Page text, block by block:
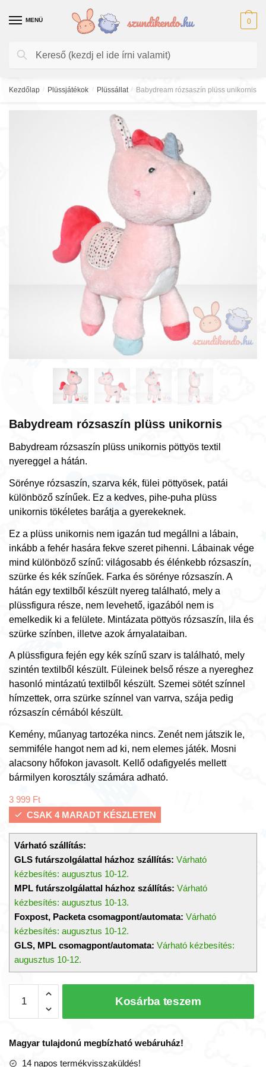
MENÜ
Keresés
Keresés
0
Kezdőlap / Plüssjátékok / Plüssállat / Babydream rózsaszín plüss unikornis
Babydream rózsaszín plüss unikornis
Babydream rózsaszín plüss unikornis pöttyös textil
nyereggel a hátán.
Sörénye rózsaszín, szarva kék, fülei pöttyösek, patái
különböző színűek. Ez a kedves, pihe-puha plüss
unikornis tökéletes barátja a gyerekeknek.
Ez a plüss unikornis nem igazán tud megállni a lábain,
inkább a fehér hasára fekve szeret pihenni. Lábainak vége
mind különböző színű: világosabb és élénkebb rózsaszín,
szürke és kék színűek. Farka és sörénye rózsaszín. A
hátán egy textilből készült nyereg található, mely a
plüssfigura része, nem levehető, igazából nem is
emelkedik ki a felülete. Mintázata pöttyös rózsaszín, lila és
szürke színben, illetve azok árnyalataiban.
A plüssfigura fején egy kék színű szarv is található, mely
szintén textilből készült. Füleinek belső része a nyereghez
hasonló mintázatú textilből készült. Szemei sötét színnel
hímzettek, orra szürke színnel van varrva, szája pedig
rózsaszín cérnából készült.
Kemény, műanyag tartozéka nincs. Zenét nem játszik le,
semmiféle hangot nem ad ki, nem elemes játék. Mosni
alacsony hőfokon javasolt. Kellő odafigyelés mellett
bármilyen korosztály számára adható.
3 999 Ft
CSAK 4 MARADT KÉSZLETEN
Várható szállítás:
GLS futárszolgálattal házhoz szállítás: Várható
kézbesítés: augusztus 10-12.
MPL futárszolgálattal házhoz szállítás: Várható
kézbesítés: augusztus 10-13.
Foxpost, Packeta csomagpont/automata: Várható
kézbesítés: augusztus 10-12.
GLS, MPL csomagpont/automata: Várható kézbesítés:
augusztus 10-12.
Babydream
rózsaszín
plüss
mennyiség
Kosárba teszem
Magyar tulajdonú megbízható webáruház!
14 napos termékvisszaküldés!